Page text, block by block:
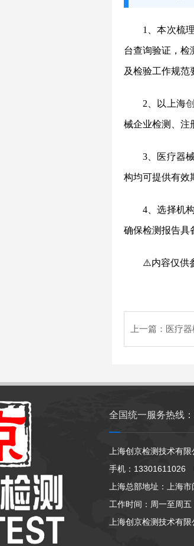
1、本次梳
台查询验证，检
及检验工作规范
2、以上海
械企业检测、注
3、医疗器
构均可提供有效
4、选择机
确保检测报告具
⚠️内容仅供
上一篇： 医疗
全国统一服务热线：
上海创京检测技术有限
手机：13301611026
上海总部地址：上海
工作时间：周一至周
上海创京检测技术有限